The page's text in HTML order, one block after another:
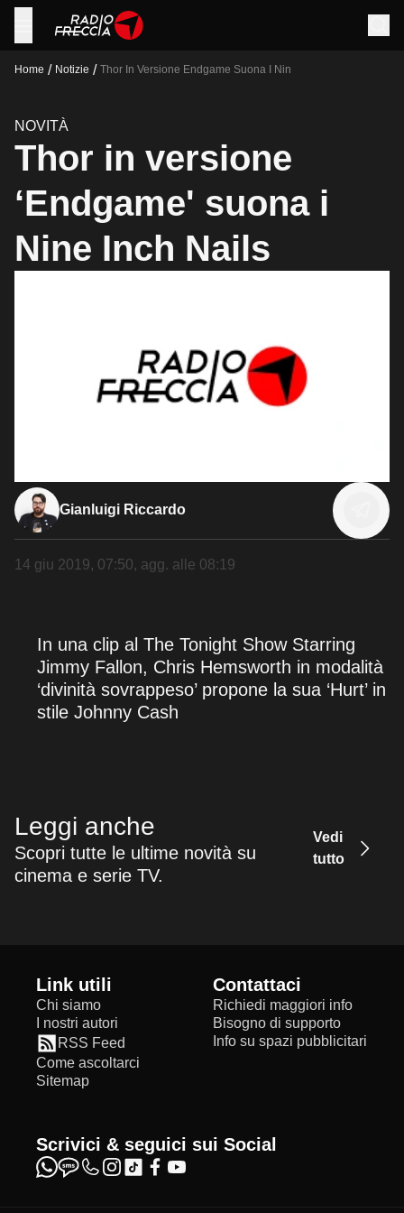
Home / Notizie / Thor In Versione Endgame Suona I Nin
NOVITÀ
Thor in versione
‘Endgame' suona i
Nine Inch Nails
Gianluigi Riccardo
14 giu 2019, 07:50, agg. alle 08:19
In una clip al The Tonight Show Starring
Jimmy Fallon, Chris Hemsworth in modalità
‘divinità sovrappeso’ propone la sua ‘Hurt’ in
stile Johnny Cash
Leggi anche
Scopri tutte le ultime novità su
cinema e serie TV.
Vedi
tutto
Link utili
Chi siamo
I nostri autori
RSS Feed
Come ascoltarci
Sitemap
Contattaci
Richiedi maggiori info
Bisogno di supporto
Info su spazi pubblicitari
Scrivici & seguici sui Social